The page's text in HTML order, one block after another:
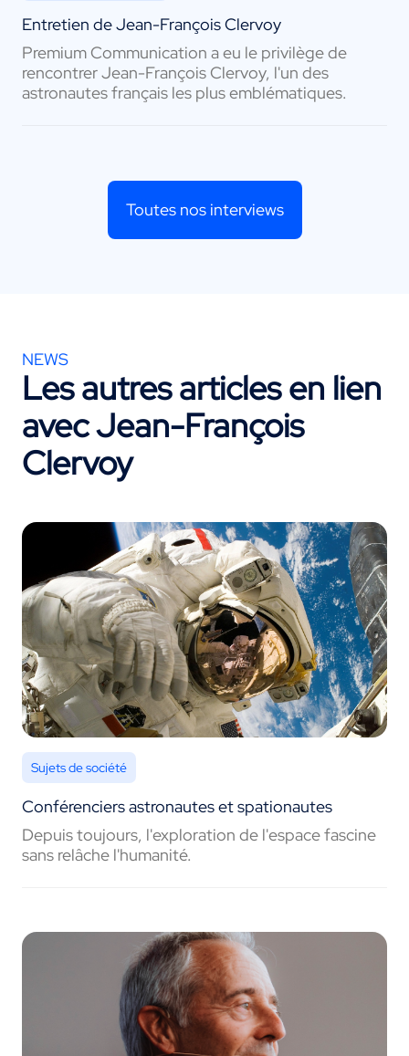
Entretien de Jean-François Clervoy
Premium Communication a eu le privilège de
rencontrer Jean-François Clervoy, l'un des
astronautes français les plus emblématiques.
Toutes nos interviews
NEWS
Les autres articles en lien
avecJean-François
Clervoy
Sujets de société
Conférenciers astronautes et spationautes
Depuis toujours, l'exploration de l'espace fascine
sans relâche l'humanité.